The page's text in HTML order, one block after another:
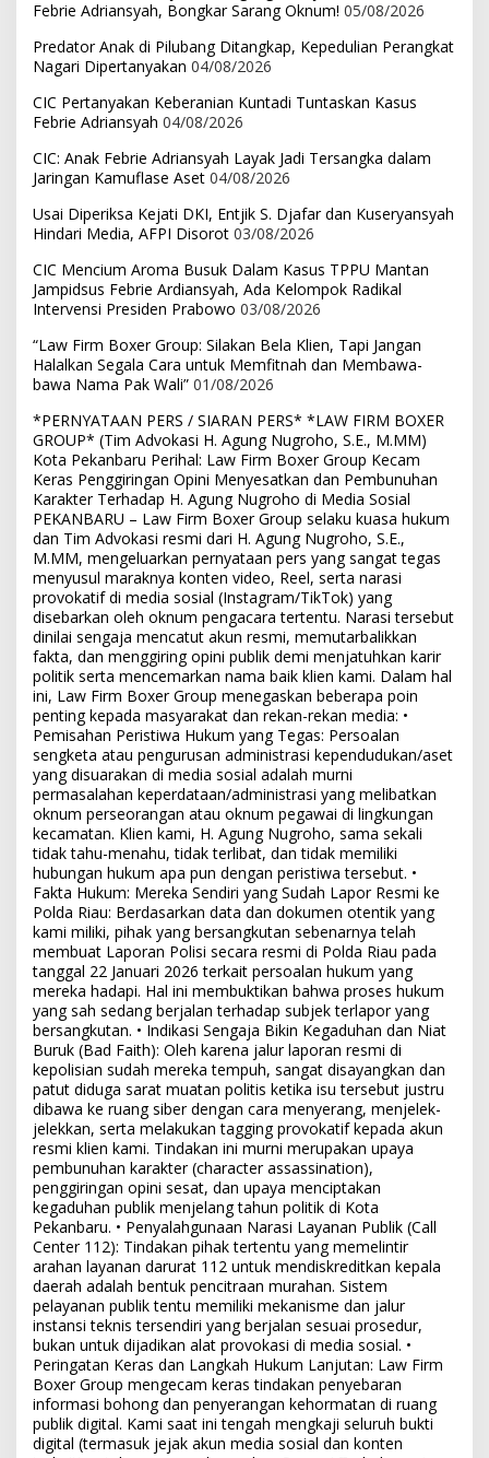
Febrie Adriansyah, Bongkar Sarang Oknum! 05/08/2026
Predator Anak di Pilubang Ditangkap, Kepedulian Perangkat
Nagari Dipertanyakan 04/08/2026
CIC Pertanyakan Keberanian Kuntadi Tuntaskan Kasus
Febrie Adriansyah 04/08/2026
CIC: Anak Febrie Adriansyah Layak Jadi Tersangka dalam
Jaringan Kamuflase Aset 04/08/2026
Usai Diperiksa Kejati DKI, Entjik S. Djafar dan Kuseryansyah
Hindari Media, AFPI Disorot 03/08/2026
CIC Mencium Aroma Busuk Dalam Kasus TPPU Mantan
Jampidsus Febrie Ardiansyah, Ada Kelompok Radikal
Intervensi Presiden Prabowo 03/08/2026
“Law Firm Boxer Group: Silakan Bela Klien, Tapi Jangan
Halalkan Segala Cara untuk Memfitnah dan Membawa-
bawa Nama Pak Wali” 01/08/2026
*PERNYATAAN PERS / SIARAN PERS* *LAW FIRM BOXER
GROUP* (Tim Advokasi H. Agung Nugroho, S.E., M.MM)
Kota Pekanbaru Perihal: Law Firm Boxer Group Kecam
Keras Penggiringan Opini Menyesatkan dan Pembunuhan
Karakter Terhadap H. Agung Nugroho di Media Sosial
PEKANBARU – Law Firm Boxer Group selaku kuasa hukum
dan Tim Advokasi resmi dari H. Agung Nugroho, S.E.,
M.MM, mengeluarkan pernyataan pers yang sangat tegas
menyusul maraknya konten video, Reel, serta narasi
provokatif di media sosial (Instagram/TikTok) yang
disebarkan oleh oknum pengacara tertentu. Narasi tersebut
dinilai sengaja mencatut akun resmi, memutarbalikkan
fakta, dan menggiring opini publik demi menjatuhkan karir
politik serta mencemarkan nama baik klien kami. Dalam hal
ini, Law Firm Boxer Group menegaskan beberapa poin
penting kepada masyarakat dan rekan-rekan media: •
Pemisahan Peristiwa Hukum yang Tegas: Persoalan
sengketa atau pengurusan administrasi kependudukan/aset
yang disuarakan di media sosial adalah murni
permasalahan keperdataan/administrasi yang melibatkan
oknum perseorangan atau oknum pegawai di lingkungan
kecamatan. Klien kami, H. Agung Nugroho, sama sekali
tidak tahu-menahu, tidak terlibat, dan tidak memiliki
hubungan hukum apa pun dengan peristiwa tersebut. •
Fakta Hukum: Mereka Sendiri yang Sudah Lapor Resmi ke
Polda Riau: Berdasarkan data dan dokumen otentik yang
kami miliki, pihak yang bersangkutan sebenarnya telah
membuat Laporan Polisi secara resmi di Polda Riau pada
tanggal 22 Januari 2026 terkait persoalan hukum yang
mereka hadapi. Hal ini membuktikan bahwa proses hukum
yang sah sedang berjalan terhadap subjek terlapor yang
bersangkutan. • Indikasi Sengaja Bikin Kegaduhan dan Niat
Buruk (Bad Faith): Oleh karena jalur laporan resmi di
kepolisian sudah mereka tempuh, sangat disayangkan dan
patut diduga sarat muatan politis ketika isu tersebut justru
dibawa ke ruang siber dengan cara menyerang, menjelek-
jelekkan, serta melakukan tagging provokatif kepada akun
resmi klien kami. Tindakan ini murni merupakan upaya
pembunuhan karakter (character assassination),
penggiringan opini sesat, dan upaya menciptakan
kegaduhan publik menjelang tahun politik di Kota
Pekanbaru. • Penyalahgunaan Narasi Layanan Publik (Call
Center 112): Tindakan pihak tertentu yang memelintir
arahan layanan darurat 112 untuk mendiskreditkan kepala
daerah adalah bentuk pencitraan murahan. Sistem
pelayanan publik tentu memiliki mekanisme dan jalur
instansi teknis tersendiri yang berjalan sesuai prosedur,
bukan untuk dijadikan alat provokasi di media sosial. •
Peringatan Keras dan Langkah Hukum Lanjutan: Law Firm
Boxer Group mengecam keras tindakan penyebaran
informasi bohong dan penyerangan kehormatan di ruang
publik digital. Kami saat ini tengah mengkaji seluruh bukti
digital (termasuk jejak akun media sosial dan konten